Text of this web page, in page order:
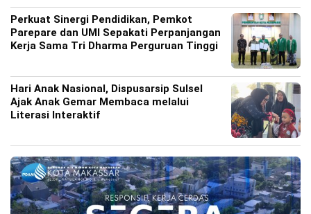
Perkuat Sinergi Pendidikan, Pemkot
Parepare dan UMI Sepakati Perpanjangan
Kerja Sama Tri Dharma Perguruan Tinggi
Hari Anak Nasional, Dispusarsip Sulsel
Ajak Anak Gemar Membaca melalui
Literasi Interaktif